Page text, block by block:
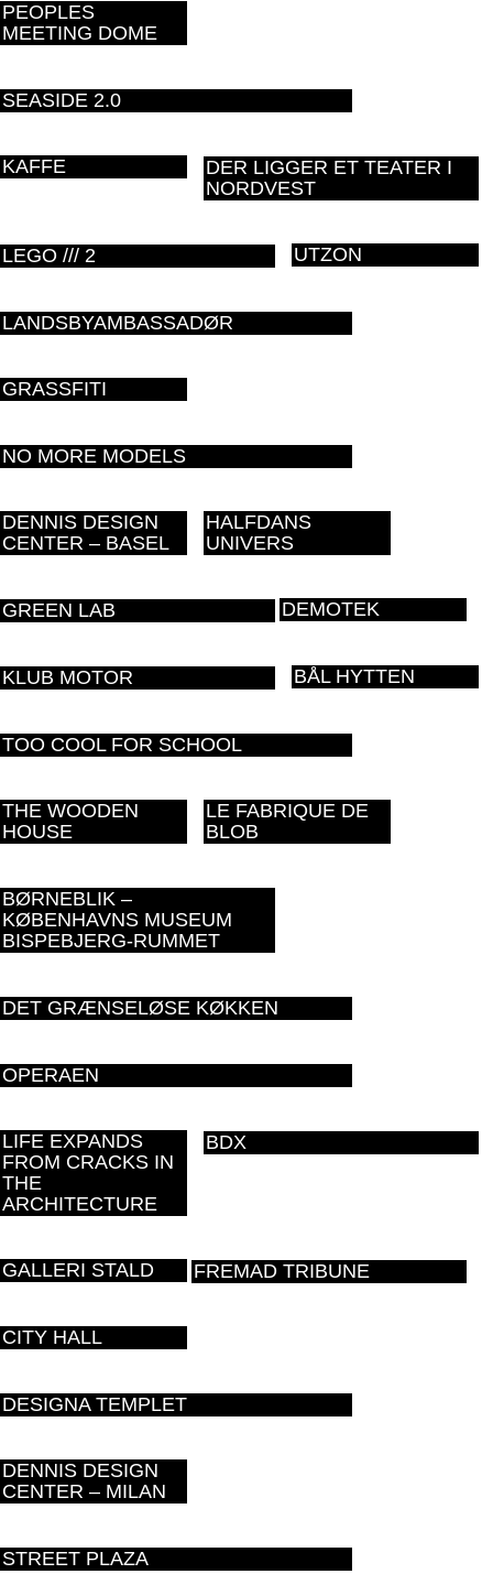
PEOPLES
MEETING DOME
SEASIDE 2.0
KAFFE
DER LIGGER ET TEATER I
NORDVEST
LEGO /// 2 UTZON
LANDSBYAMBASSADØR
GRASSFITI
NO MORE MODELS
DENNIS DESIGN
CENTER – BASEL
HALFDANS
UNIVERS
GREEN LAB DEMOTEK
KLUB MOTOR BÅL HYTTEN
TOO COOL FOR SCHOOL
THE WOODEN
HOUSE
LE FABRIQUE DE
BLOB
BØRNEBLIK –
KØBENHAVNS MUSEUM
BISPEBJERG-RUMMET
DET GRÆNSELØSE KØKKEN
OPERAEN
LIFE EXPANDS
FROM CRACKS IN
THE
ARCHITECTURE
BDX
GALLERI STALD FREMAD TRIBUNE
CITY HALL
DESIGNA TEMPLET
DENNIS DESIGN
CENTER – MILAN
STREET PLAZA